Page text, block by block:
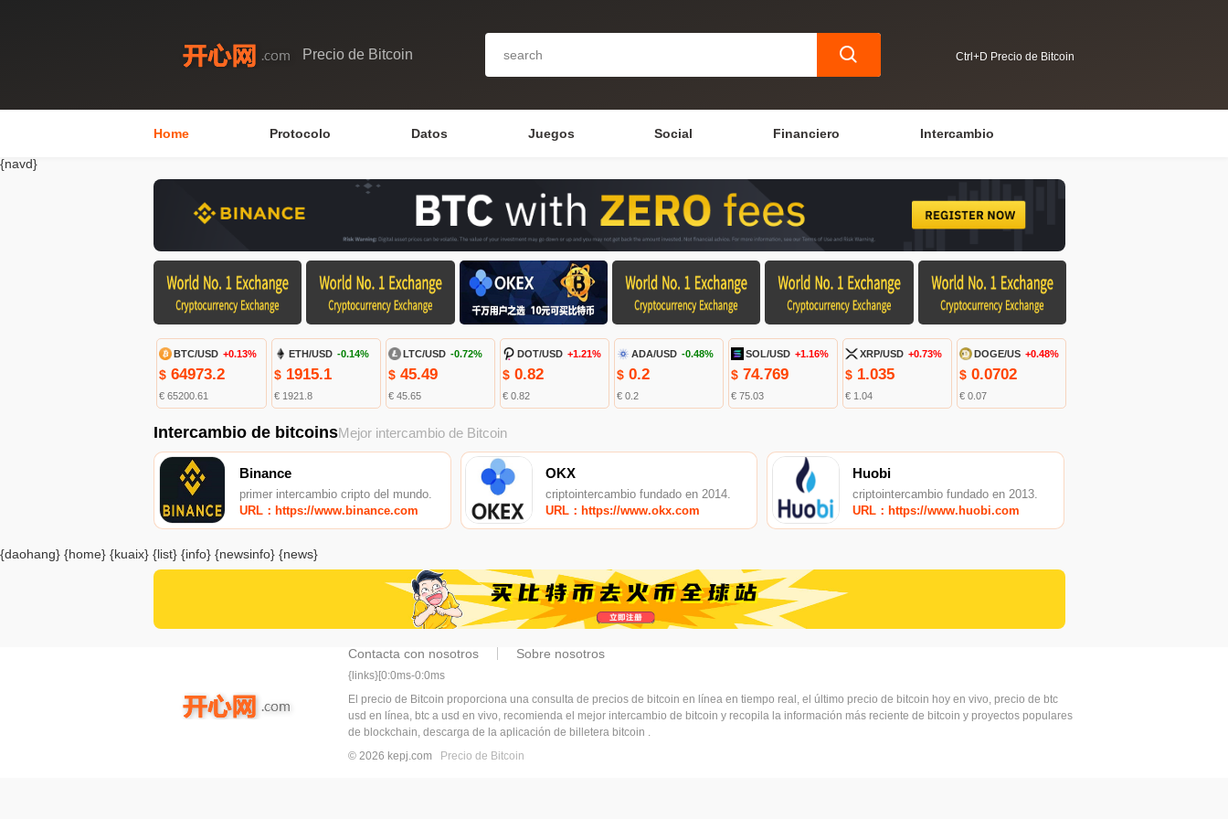
Precio de Bitcoin Ctrl+D Precio de Bitcoin
Home Protocolo Datos Juegos Social Financiero Intercambio
{navd}
BTC/USD +0.13%
$ 64973.2
€ 65200.61
ETH/USD -0.14%
$1915.1
€ 1921.8
LTC/USD -0.72%
$45.49
€ 45.65
DOT/USD +1.21%
$0.82
€ 0.82
ADA/USD -0.48%
$0.2
€ 0.2
SOL/USD +1.16%
$ 74.769
€ 75.03
XRP/USD +0.73%
$ 1.035
€ 1.04
DOGE/US +0.48%
$ 0.0702
€ 0.07
Intercambio de bitcoinsMejor intercambio de Bitcoin
Binance
primer intercambio cripto del mundo.
URL：https://www.binance.com
OKX
criptointercambio fundado en 2014.
URL：https://www.okx.com
Huobi
criptointercambio fundado en 2013.
URL：https://www.huobi.com
{daohang} {home} {kuaix} {list} {info} {newsinfo} {news}
Contacta con nosotros Sobre nosotros
{links}[0:0ms-0:0ms
El precio de Bitcoin proporciona una consulta de precios de bitcoin en línea en tiempo real, el último precio de bitcoin hoy en vivo, precio de btc
usd en línea, btc a usd en vivo, recomienda el mejor intercambio de bitcoin y recopila la información más reciente de bitcoin y proyectos populares
de blockchain, descarga de la aplicación de billetera bitcoin .
© 2026 kepj.com
Precio de Bitcoin